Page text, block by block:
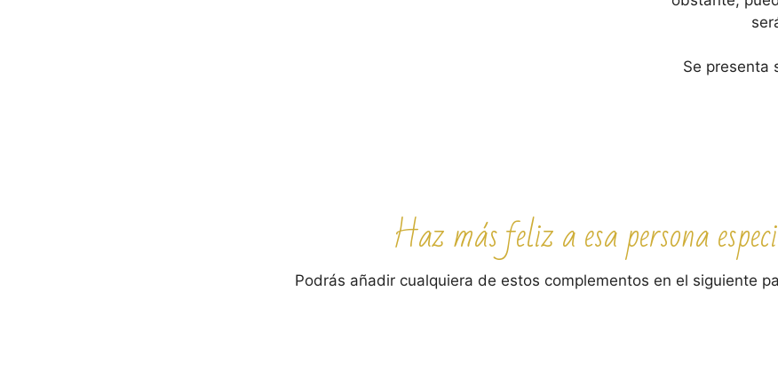
Se presenta
Haz más feliz a esa persona
Podrás añadir cualquiera de estos complementos en el siguiente